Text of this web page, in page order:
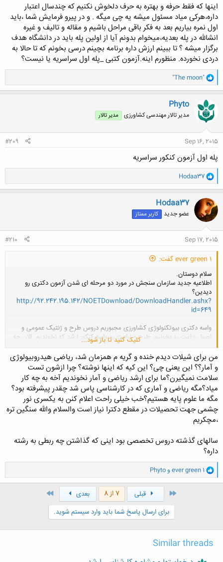
کلیک کنید تا باز شود...
اینها که فقط حرفه و بهتره به حرف دلخوش نکنیم که چندسال اعتبار
داره،هرکی میاد مسئول میشه یه چی میگه . و در پیرو فرمایش شما ،باید
اول نمره بیاریم بعد به فکر باقی مراحل باشیم و مقاله و تالیف و غیره
انشالله در پله بعدیه،میخوام بدونم آیا از اولین پله باید در دانشگاه هدف
برگزار میشه ؟ تا ببینم ارزش داره برنامه بچینم درسی بخونم که تا حالا به
دردی نخورده. منظورم اینه.آزمون کتبی _پله اول سراسریه یا نیست؟
و
ا
ک
ن
ش
ه
ا
"The moon"
Phyto
مدیر تالار مهندسی كشاورزی مدیر تالار
Sep 16, 2015
#209
پله اول آزمون کنکور سراسریه
و
ا
ک
ن
ش
ه
ا
Hodaa37
Hodaa37
عضو جدید کاربر ممتاز
Sep 17, 2015
#210
ever green 1 گفت:
سلام دوستان.
اطلاعیه جدید سازمان سنجش در مورد دو مرحله ای شدن آزمون دکتری رو
دیدین؟
http://92.242.195.142/NOETDownload/DownloadHandler.ashx?
id=649
واسه دکتری بیوتکنولوژی کشاورزی مجبوریم دروس طرح و ژنتیک عمومی و
اصول زراعت رو بخونیم. طرح و زراعت رو واسه کنکور ارشد که نخوندیم. الان چه
کسی از دوستان اطلاع داره چه منابعی برای این دروس بهتره بخونیم؟
کلیک کنید تا باز شود...
من برای شیلات دیدم خنده و گریه م همزمان شد، ریاضی هیدروبیولوژی
و آمار؟؟ این یعنی چی؟ این کیه که اینها نوشته؟ چرا ازشون تست
سلامت نمیگیرن؟ما برای ارشد ریاضی و آمار نخوندیم آخه به چه کار
میاد؟مگه ریاضی و آماری که در کارشناسی پاس شد چقدر پیشرفته بود؟
مگه ما علوم پایه هستیم؟خب خیلی راحت اعلام کنن به یکسری نور
چشمی جهت تحصیلات در مقطع دکترا نیاز است والسلام والله سنگین تره
،مچکریم
سالهای گذشته دروس تخصصی بود اینی که گذاشتن چه ربطی به رشته
داره؟
و
ا
ک
ever green 1 و Phyto
اول قبلی 7 از 8 بعدی
برای ارسال پاسخ شما باید وارد سیستم شوید.
Similar threads